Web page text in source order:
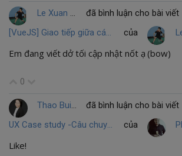
Le Xuan Duy
đã bình luận cho bài viết
[VueJS] Giao tiếp giữa các component
của
Em đang viết dở tối cập nhật nốt ạ (bow)
0
Thao BuiThi
đã bình luận cho bài viết
UX Case study -Câu chuyện xây dựng ngôn ngữ design của Airbnb
của
Like!